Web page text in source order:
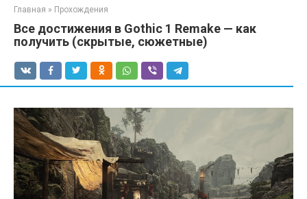
Главная » Прохождения
Все достижения в Gothic 1 Remake — как
получить (скрытые, сюжетные)